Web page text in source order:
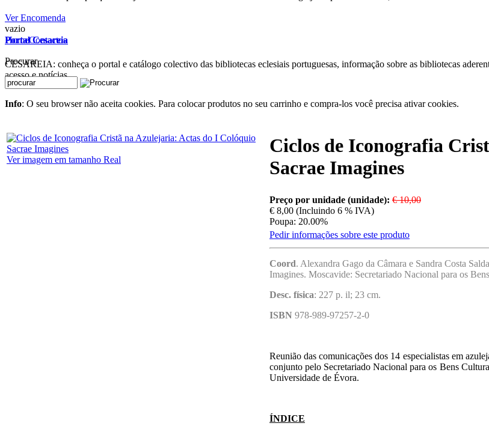
Portal Cesareia
CESAREIA: conheça o portal e catálogo colectivo das bibliotecas eclesiais portuguesas, informação sobre as bibliotecas
acesso e notícias
Ver Encomenda
vazio
HomeContactos
Procurar
Info: O seu browser não aceita cookies. Para colocar produtos no seu carrinho e compra-los você precisa ativar cookies.
Ver imagem em tamanho Real
Ciclos de Iconografia
Sacrae Imagines
Preço por unidade (unidade): € 10,00
€ 8,00 (Incluindo 6 % IVA)
Poupa: 20.00%
Pedir informações sobre este produto
Coord. Alexandra Gago da Câmara e Sandra Costa
Imagines. Moscavide: Secretariado Nacional para os
Desc. física: 227 p. il; 23 cm.
ISBN 978-989-97257-2-0
Reunião das comunicações dos 14 especialistas em
conjunto pelo Secretariado Nacional para os Bens
Universidade de Évora.
ÍNDICE